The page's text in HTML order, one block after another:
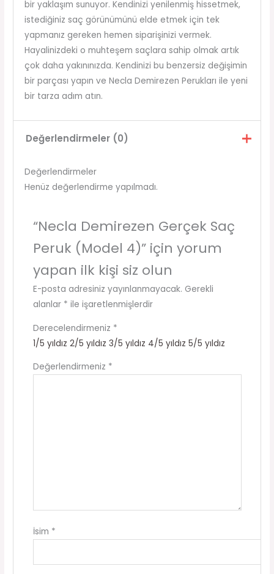
bir yaklaşım sunuyor. Kendinizi yenilenmiş hissetmek,
istediğiniz saç görünümünü elde etmek için tek
yapmanız gereken hemen siparişinizi vermek.
Hayalinizdeki o muhteşem saçlara sahip olmak artık
çok daha yakınınızda. Kendinizi bu benzersiz değişimin
bir parçası yapın ve Necla Demirezen Perukları ile yeni
bir tarza adım atın.
Değerlendirmeler (0)
Değerlendirmeler
Henüz değerlendirme yapılmadı.
“Necla Demirezen Gerçek Saç
Peruk (Model 4)” için yorum
yapan ilk kişi siz olun
E-posta adresiniz yayınlanmayacak. Gerekli
alanlar * ile işaretlenmişlerdir
Derecelendirmeniz *
1/5 yıldız 2/5 yıldız 3/5 yıldız 4/5 yıldız 5/5 yıldız
Değerlendirmeniz *
İsim *